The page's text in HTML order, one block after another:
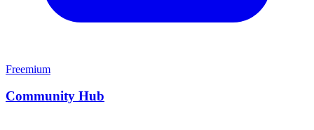
Freemium
Community Hub